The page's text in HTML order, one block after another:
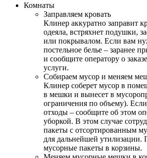
Комнаты
Заправляем кровать
Клинер аккуратно заправит
одеяла, встряхнет подушки,
или покрывалом. Если вам
постельное белье – заранее
и сообщите оператору о
услуги.
Собираем мусор и меняем
Клинер соберет мусор в
в мешки и вынесет в
ограничения по объему).
отходы – сообщите об этом
уборкой. В этом случае
пакеты с отсортированным
для дальнейшей
мусорные пакеты в корзины.